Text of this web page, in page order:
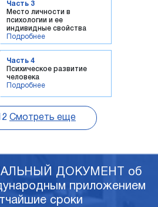
Часть 3
Место личности в
психологии и ее
индивидные свойства
Подробнее
Часть 4
Психическое развитие
человека
Подробнее
Смотреть еще
ДОКУМЕНТ об
приложением
сроки